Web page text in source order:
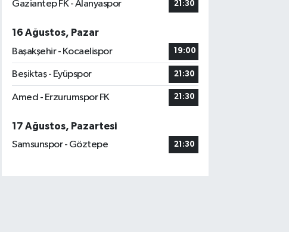
Gaziantep FK - Alanyaspor 21:30
16 Ağustos, Pazar
Başakşehir - Kocaelispor
19:00
Beşiktaş - Eyüpspor 21:30
Amed - Erzurumspor FK 21:30
17 Ağustos, Pazartesi
Samsunspor - Göztepe
21:30